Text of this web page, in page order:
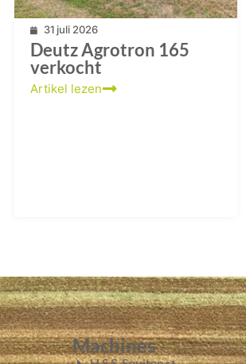
31 juli 2026
Deutz Agrotron 165
verkocht
Artikel lezen
Machines